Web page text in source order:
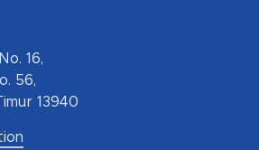
16,
56,
13940